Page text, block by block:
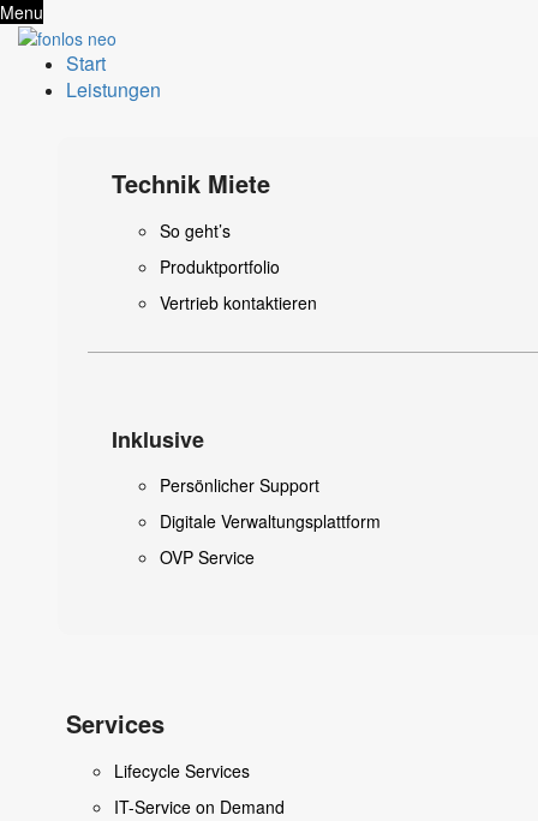
Menu
Start
Leistungen
Technik Miete
So geht’s
Produktportfolio
Vertrieb kontaktieren
Inklusive
Persönlicher Support
Digitale Verwaltungsplattform
OVP Service
Services
Lifecycle Services
IT-Service on Demand